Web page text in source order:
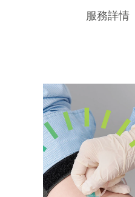
服務詳情